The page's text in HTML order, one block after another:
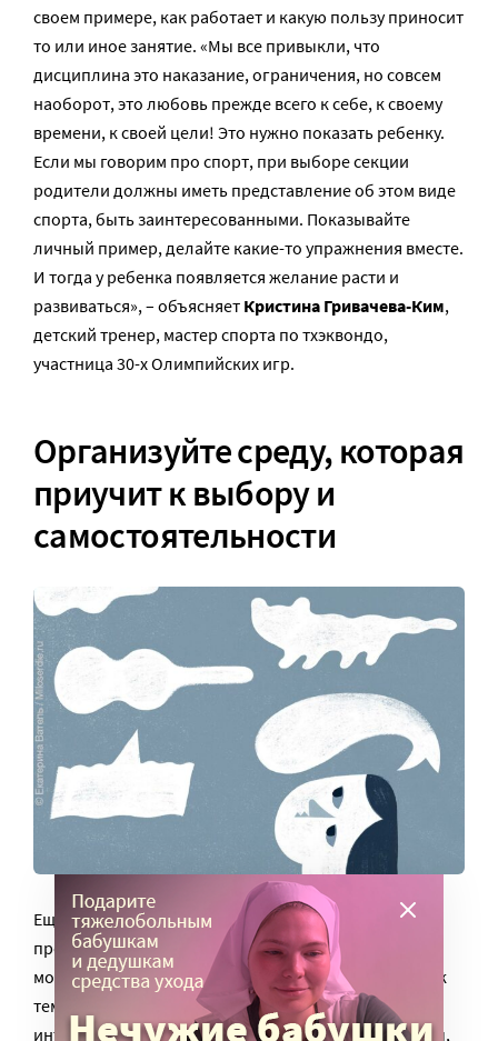
своем примере, как работает и какую пользу приносит
то или иное занятие. «Мы все привыкли, что
дисциплина это наказание, ограничения, но совсем
наоборот, это любовь прежде всего к себе, к своему
времени, к своей цели! Это нужно показать ребенку.
Если мы говорим про спорт, при выборе секции
родители должны иметь представление об этом виде
спорта, быть заинтересованными. Показывайте
личный пример, делайте какие-то упражнения вместе.
И тогда у ребенка появляется желание расти и
развиваться», – объясняет Кристина Гривачева-Ким,
детский тренер, мастер спорта по тхэквондо,
участница 30-х Олимпийских игр.
Организуйте среду, которая
приучит к выбору и
самостоятельности
Еще одна важная составляющая – организация
пространства дома и комнаты ребенка. Важный
момент: он должен иметь самостоятельный доступ к
тем игрушкам или материалам, которые ему
интересны. Краски, кисти, пластилин, конструкторы,